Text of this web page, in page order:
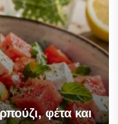
φέτα και